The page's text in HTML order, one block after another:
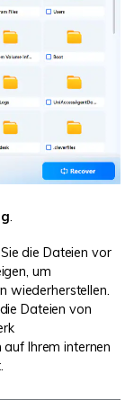
.
die Dateien vor
um
wiederherstellen.
Dateien von
Ihrem internen